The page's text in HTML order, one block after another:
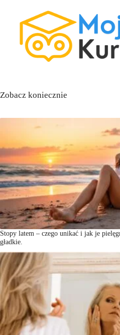
Zobacz koniecznie
Stopy latem – czego unikać i jak je
gładkie.